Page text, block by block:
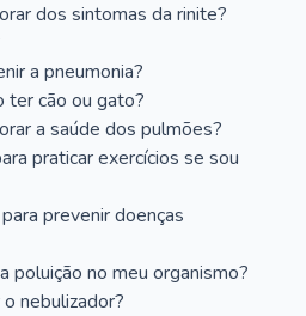
dos sintomas da rinite?
a pneumonia?
ter cão ou gato?
a saúde dos pulmões?
praticar exercícios se sou
prevenir doenças
poluição no meu organismo?
nebulizador?